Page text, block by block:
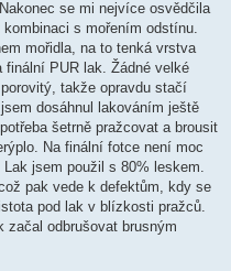
se mi nejvíce osvědčila
s mořením odstínu.
mořidla, na to tenká vrstva
finální PUR lak. Žádné velké
takže opravdu stačí
dosáhnul lakováním ještě
šetrně pražcovat a brousit
Na finální fotce není moc
jsem použil s 80% leskem.
pak vede k defektům, kdy se
pod lak v blízkosti pražců.
začal odbrušovat brusným